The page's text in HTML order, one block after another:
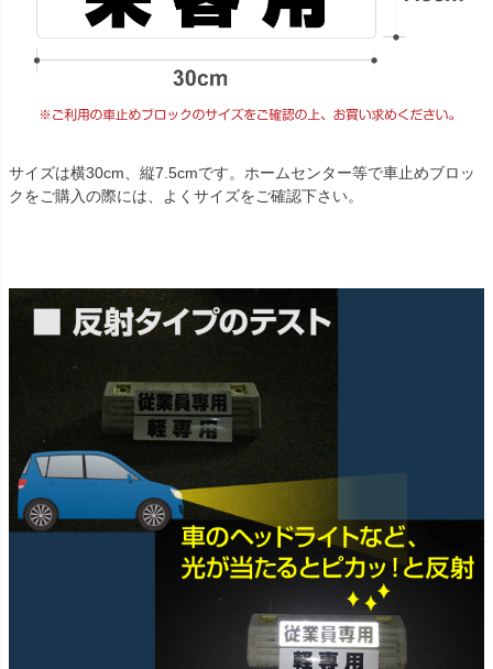
サイズは横30cm、縦7.5cmです。ホームセンター等で車止めブロッ
クをご購入の際には、よくサイズをご確認下さい。